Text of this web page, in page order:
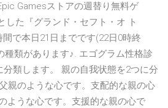
Gamesストアの週替り無料ゲ
した『グランド・セフト・オ ト
間で本日21日までです(22日0時終
種類があります♪. エゴグラム性格診
類します。 親の自我状態を2つに分
親のような心です。支配的な親の心
ような心です。支援的な親の心で